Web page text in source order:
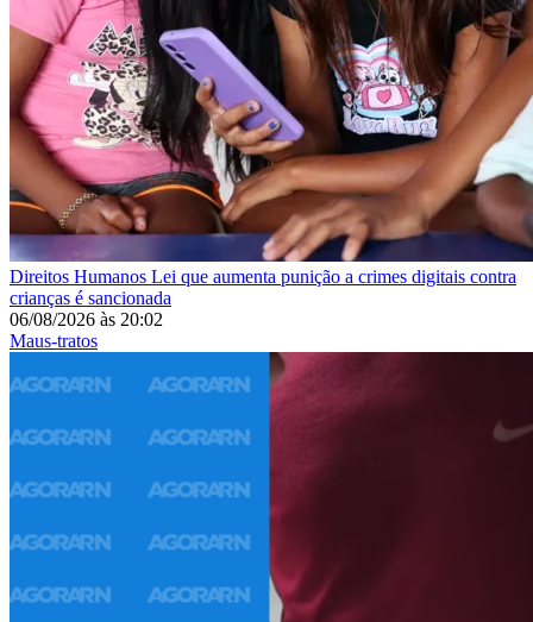
Direitos Humanos Lei que aumenta punição a crimes digitais contra
crianças é sancionada
06/08/2026 às 20:02
Maus-tratos